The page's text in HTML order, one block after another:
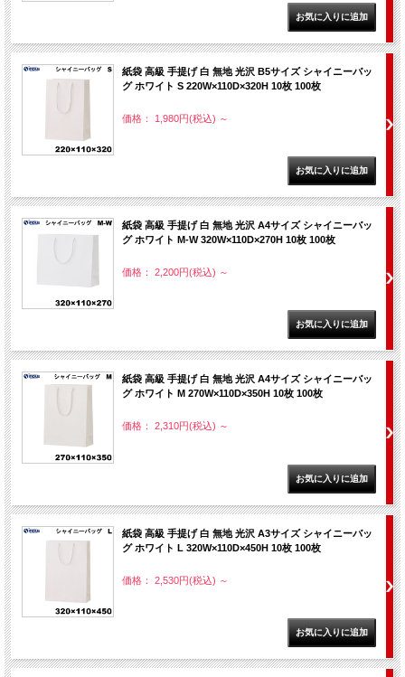
紙袋 高級 手提げ 白 無地 光沢 B5サイズ シャイニーバッ
グ ホワイト S 220W×110D×320H 10枚 100枚
価格： 1,980円(税込) ～
紙袋 高級 手提げ 白 無地 光沢 A4サイズ シャイニーバッ
グ ホワイト M-W 320W×110D×270H 10枚 100枚
価格： 2,200円(税込) ～
紙袋 高級 手提げ 白 無地 光沢 A4サイズ シャイニーバッ
グ ホワイト M 270W×110D×350H 10枚 100枚
価格： 2,310円(税込) ～
紙袋 高級 手提げ 白 無地 光沢 A3サイズ シャイニーバッ
グ ホワイト L 320W×110D×450H 10枚 100枚
価格： 2,530円(税込) ～